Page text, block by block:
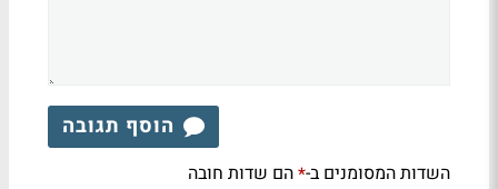
הוסף תגובה
השדות המסומנים ב-*הם שדות חובה